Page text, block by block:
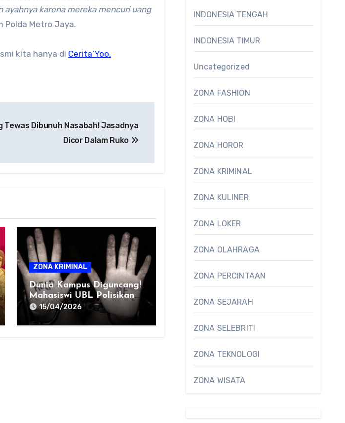
ayahnya karena mereka mencuri uang
Polda Metro Jaya.
kita hanya di Cerita’Yoo.
Tewas Dibunuh Nasabah! Jasadnya
Dicor Dalam Ruko
ZONA KRIMINAL
Dunia Kampus Diguncang!
Mahasiswi UBL Polisikan
Dosen, Ini Faktanya
15/04/2026
INDONESIA TENGAH
INDONESIA TIMUR
Uncategorized
ZONA FASHION
ZONA HOBI
ZONA HOROR
ZONA KRIMINAL
ZONA KULINER
ZONA LOKER
ZONA OLAHRAGA
ZONA PERCINTAAN
ZONA SEJARAH
ZONA SELEBRITI
ZONA TEKNOLOGI
ZONA WISATA